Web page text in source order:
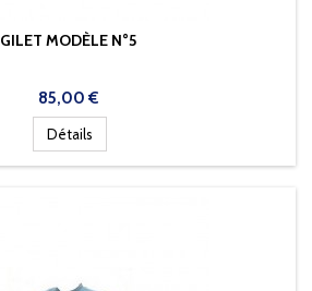
GILET MODÈLE N°5
Prix
85,00 €
Détails